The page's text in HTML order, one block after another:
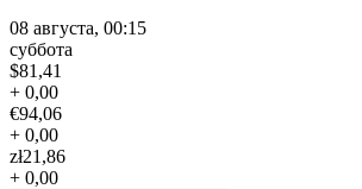
08 августа, 00:15
суббота
$81,41
+ 0,00
€94,06
+ 0,00
zł21,86
+ 0,00